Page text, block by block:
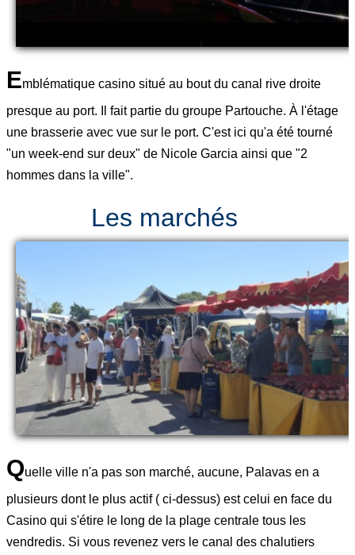
Emblématique casino situé au bout du canal rive droite
presque au port. Il fait partie du groupe Partouche. À l'étage
une brasserie avec vue sur le port. C'est ici qu'a été tourné
"un week-end sur deux" de Nicole Garcia ainsi que "2
hommes dans la ville".
Les marchés
Quelle ville n'a pas son marché, aucune, Palavas en a
plusieurs dont le plus actif ( ci-dessus) est celui en face du
Casino qui s'étire le long de la plage centrale tous les
vendredis. Si vous revenez vers le canal des chalutiers